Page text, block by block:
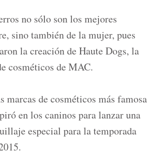
no sólo son los mejores
sino también de la mujer, pues
la creación de Haute Dogs, la
cosméticos de MAC.
marcas de cosméticos más famosa
en los caninos para lanzar una
especial para la temporada